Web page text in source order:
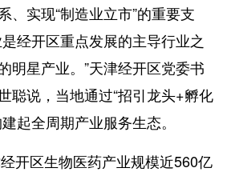
、实现“制造业立市”的重要支
经开区重点发展的主导行业之
明星产业。”天津经开区党委书
聪说，当地通过“招引龙头+孵化
起全周期产业服务生态。
区生物医药产业规模近560亿